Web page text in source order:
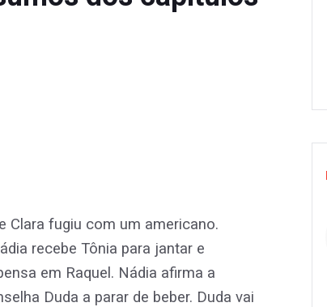
Clara fugiu com um americano.
recebe Tônia para jantar e
em Raquel. Nádia afirma a
Duda a parar de beber. Duda vai